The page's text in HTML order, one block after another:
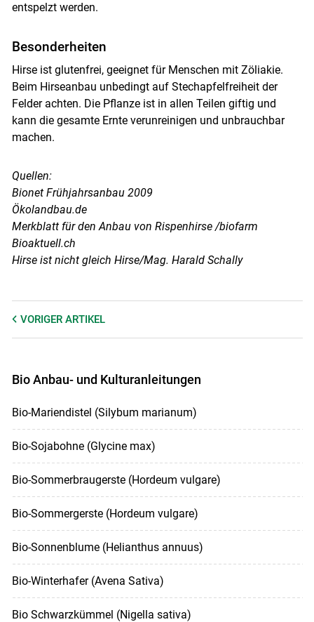
entspelzt werden.
Besonderheiten
Hirse ist glutenfrei, geeignet für Menschen mit Zöliakie.
Beim Hirseanbau unbedingt auf Stechapfelfreiheit der
Felder achten. Die Pflanze ist in allen Teilen giftig und
kann die gesamte Ernte verunreinigen und unbrauchbar
machen.
Quellen:
Bionet Frühjahrsanbau 2009
Ökolandbau.de
Merkblatt für den Anbau von Rispenhirse /biofarm
Bioaktuell.ch
Hirse ist nicht gleich Hirse/Mag. Harald Schally
VORIGER ARTIKEL
Bio Anbau- und Kulturanleitungen
Bio-Mariendistel (Silybum marianum)
Bio-Sojabohne (Glycine max)
Bio-Sommerbraugerste (Hordeum vulgare)
Bio-Sommergerste (Hordeum vulgare)
Bio-Sonnenblume (Helianthus annuus)
Bio-Winterhafer (Avena Sativa)
Bio Schwarzkümmel (Nigella sativa)